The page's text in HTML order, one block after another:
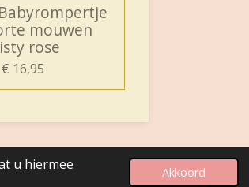
u hiermee
Akkoord
mouwen
rose
€ 16,95
Powered by